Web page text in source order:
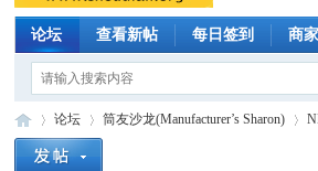
论坛 查看新帖 每日签到 商
论坛 筒友沙龙(Manufacturer’s Sharon)